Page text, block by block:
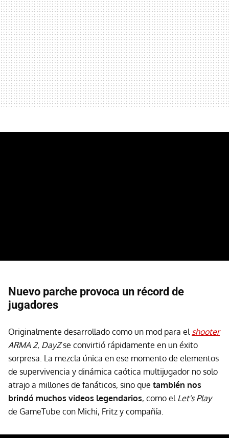
Nuevo parche provoca un récord de
jugadores
Originalmente desarrollado como un mod para el shooter
ARMA 2, DayZse convirtió rápidamente en un éxito
sorpresa. La mezcla única en ese momento de elementos
de supervivencia y dinámica caótica multijugador no solo
atrajo a millones de fanáticos, sino que también nos
brindó muchos videos legendarios, como el Let's Play
de GameTube con Michi, Fritz y compañía.